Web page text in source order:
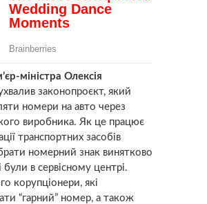
міністра Олексія
законопроєкт, який
номери на авто через
виробника. Як це працює
транспортних засобів
номерний знак винятково
були в сервісному центрі.
корупціонери, які
“гарний” номер, а також